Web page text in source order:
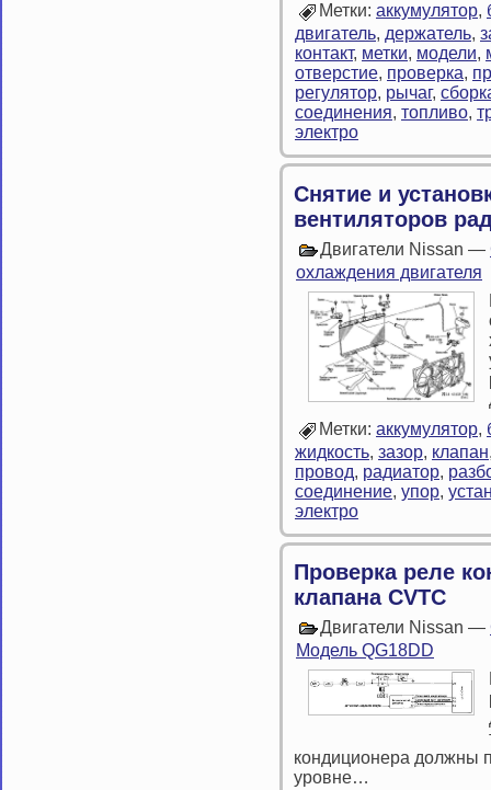
Метки: аккумулятор,
двигатель, держатель,
контакт, метки, модели,
отверстие, проверка,
регулятор, рычаг,
соединения, топливо,
электро
Снятие и
вентиляторов
Двигатели Nissan —
охлаждения двигателя
Метки: аккумулятор,
жидкость, зазор, клапан
провод, радиатор,
соединение, упор,
электро
Проверка реле
клапана CVTC
Двигатели Nissan —
Модель QG18DD
кондиционера должны
уровне…